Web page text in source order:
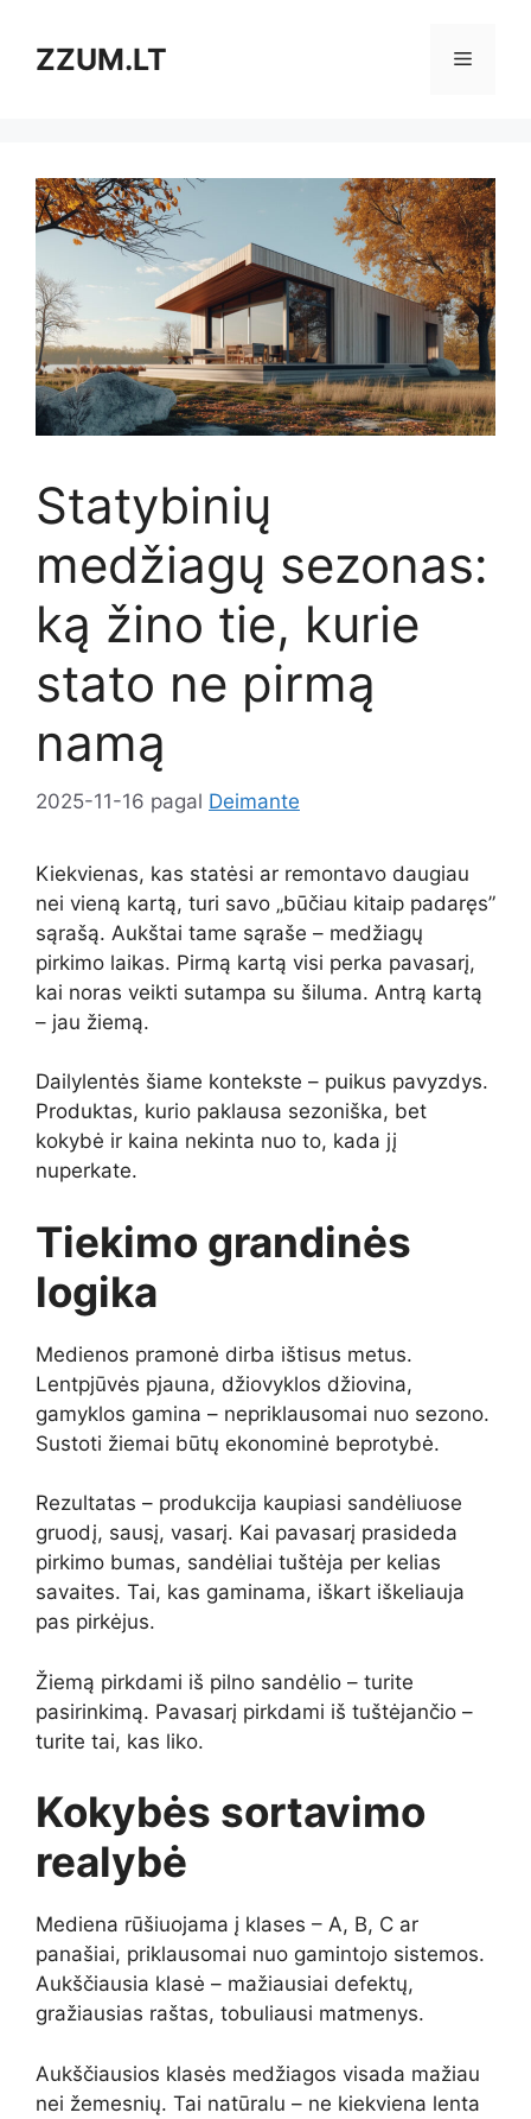
turinioZZUM.LT Meniu
Statybinių
medžiagų sezonas:
ką žino tie, kurie
stato ne pirmą
namą
2025-11-16 pagal Deimante
Kiekvienas, kas statėsi ar remontavo daugiau
nei vieną kartą, turi savo „būčiau kitaip padaręs”
sąrašą. Aukštai tame sąraše – medžiagų
pirkimo laikas. Pirmą kartą visi perka pavasarį,
kai noras veikti sutampa su šiluma. Antrą kartą
– jau žiemą.
Dailylentės šiame kontekste – puikus pavyzdys.
Produktas, kurio paklausa sezoniška, bet
kokybė ir kaina nekinta nuo to, kada jį
nuperkate.
Tiekimo grandinės
logika
Medienos pramonė dirba ištisus metus.
Lentpjūvės pjauna, džiovyklos džiovina,
gamyklos gamina – nepriklausomai nuo sezono.
Sustoti žiemai būtų ekonominė beprotybė.
Rezultatas – produkcija kaupiasi sandėliuose
gruodį, sausį, vasarį. Kai pavasarį prasideda
pirkimo bumas, sandėliai tuštėja per kelias
savaites. Tai, kas gaminama, iškart iškeliauja
pas pirkėjus.
Žiemą pirkdami iš pilno sandėlio – turite
pasirinkimą. Pavasarį pirkdami iš tuštėjančio –
turite tai, kas liko.
Kokybės sortavimo
realybė
Mediena rūšiuojama į klases – A, B, C ar
panašiai, priklausomai nuo gamintojo sistemos.
Aukščiausia klasė – mažiausiai defektų,
gražiausias raštas, tobuliausi matmenys.
Aukščiausios klasės medžiagos visada mažiau
nei žemesnių. Tai natūralu – ne kiekviena lenta